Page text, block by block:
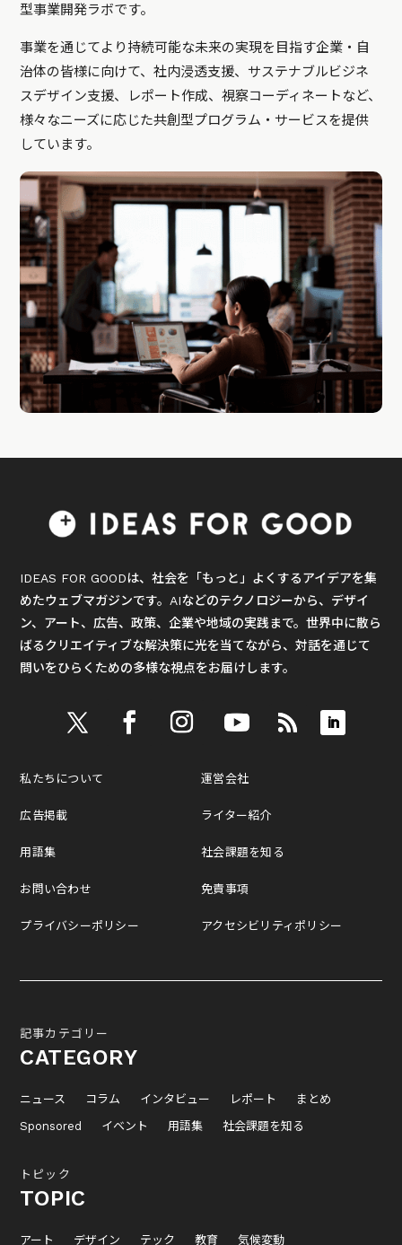
型事業開発ラボです。
事業を通じてより持続可能な未来の実現を目指す企業・自
治体の皆様に向けて、社内浸透支援、サステナブルビジネ
スデザイン支援、レポート作成、視察コーディネートなど、
様々なニーズに応じた共創型プログラム・サービスを提供
しています。
IDEAS FOR GOODは、社会を「もっと」よくするアイデアを集
めたウェブマガジンです。AIなどのテクノロジーから、デザイ
ン、アート、広告、政策、企業や地域の実践まで。世界中に散ら
ばるクリエイティブな解決策に光を当てながら、対話を通じて
問いをひらくための多様な視点をお届けします。
私たちについて
広告掲載
用語集
お問い合わせ
プライバシーポリシー
運営会社
ライター紹介
社会課題を知る
免責事項
アクセシビリティポリシー
記事カテゴリー
CATEGORY
ニュース コラム インタビュー レポート
まとめ
Sponsored
イベント 用語集 社会課題を知る
トピック
TOPIC
アート デザイン テック 教育 気候変動